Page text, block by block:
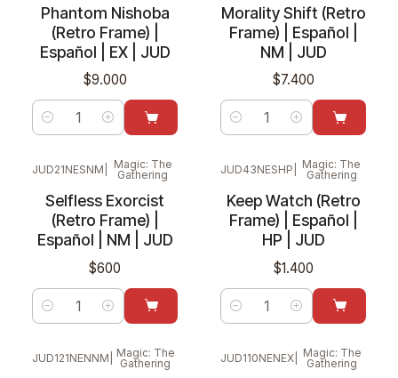
Phantom Nishoba
(Retro Frame) |
Español | EX | JUD
$9.000
Cantidad
Morality Shift (Retro
Frame) | Español |
NM | JUD
$7.400
Cantidad
JUD21NESNM
Magic: The
Gathering
Selfless Exorcist
(Retro Frame) |
Español | NM | JUD
$600
Cantidad
JUD43NESHP
Magic: The
Gathering
Keep Watch (Retro
Frame) | Español |
HP | JUD
$1.400
Cantidad
JUD121NENNM
Magic: The
Gathering
JUD110NENEX
Magic: The
Gathering